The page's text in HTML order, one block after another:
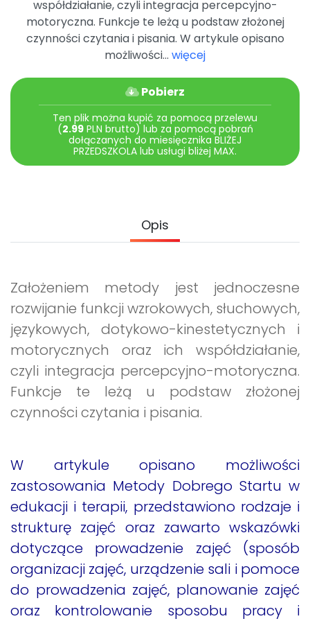
Archiwalne numery
Pomoc
Promocje
współdziałanie, czyli integracja percepcyjno-
motoryczna. Funkcje te leżą u podstaw złożonej
czynności czytania i pisania. W artykule opisano
możliwości... więcej
Pobierz
Ten plik można kupić za pomocą przelewu
(2.99PLN brutto) lub za pomocą pobrań
dołączanych do miesięcznika BLIŻEJ
PRZEDSZKOLA lub usługi bliżej MAX.
Opis
Założeniem metody jest jednoczesne
rozwijanie funkcji wzrokowych, słuchowych,
językowych, dotykowo-kinestetycznych i
motorycznych oraz ich współdziałanie,
czyli integracja percepcyjno-motoryczna.
Funkcje te leżą u podstaw złożonej
czynności czytania i pisania.
W artykule opisano możliwości
zastosowania Metody Dobrego Startu w
edukacji i terapii, przedstawiono rodzaje i
strukturę zajęć oraz zawarto wskazówki
dotyczące prowadzenie zajęć (sposób
organizacji zajęć, urządzenie sali i pomoce
do prowadzenia zajęć, planowanie zajęć
oraz kontrolowanie sposobu pracy i